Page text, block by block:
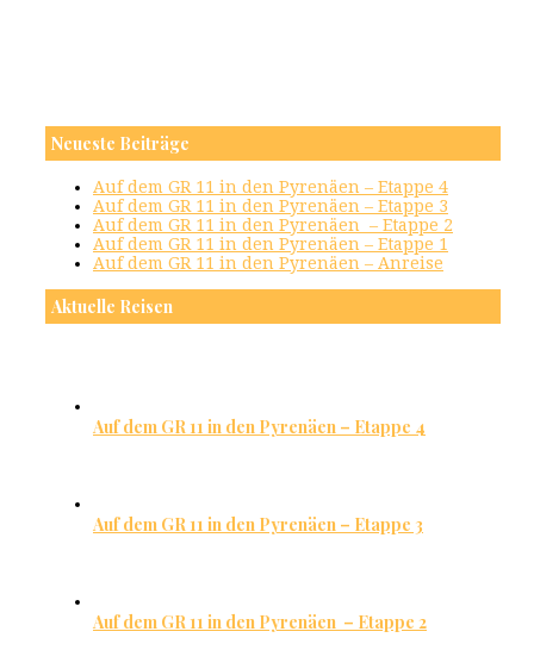
Neueste Beiträge
Auf dem GR 11 in den Pyrenäen – Etappe 4
Auf dem GR 11 in den Pyrenäen – Etappe 3
Auf dem GR 11 in den Pyrenäen – Etappe 2
Auf dem GR 11 in den Pyrenäen – Etappe 1
Auf dem GR 11 in den Pyrenäen – Anreise
Aktuelle Reisen
Auf dem GR 11 in den Pyrenäen – Etappe 4
Auf dem GR 11 in den Pyrenäen – Etappe 3
Auf dem GR 11 in den Pyrenäen – Etappe 2